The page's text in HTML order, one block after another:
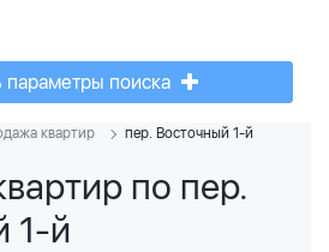
параметры поиска
квартир пер. Восточный 1-й
по пер.
1-й